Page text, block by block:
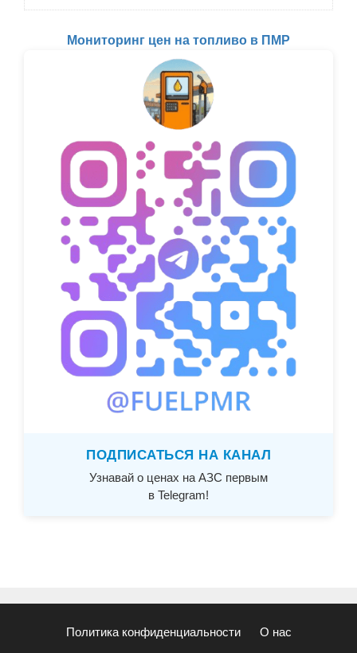
Мониторинг цен на топливо в ПМР
ПОДПИСАТЬСЯ НА КАНАЛ
Узнавай о ценах на АЗС первым
в Telegram!
Политика конфиденциальности О нас